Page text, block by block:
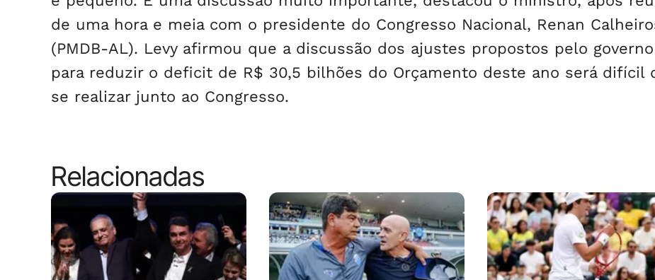
de uma hora e meia com o presidente do Congresso Nacional, Renan
(PMDB-AL). Levy afirmou que a discussão dos ajustes propostos pelo governo
para reduzir o deficit de R$ 30,5 bilhões do Orçamento deste ano será difícil
se realizar junto ao Congresso.
Relacionadas